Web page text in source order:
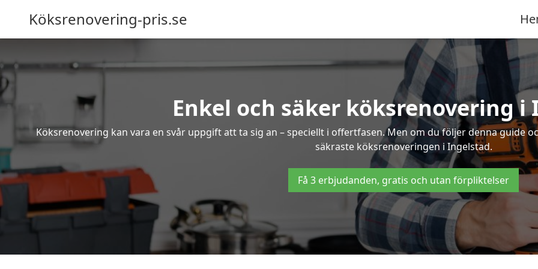
Köksrenovering-pris.se
Enkel och säker köksrenovering i
Köksrenovering kan vara en svår uppgift att ta sig an – speciellt i offertfasen. Men om du följer denna guide
säkraste köksrenoveringen i Ingelstad.
Få 3 erbjudanden, gratis och utan förpliktelser